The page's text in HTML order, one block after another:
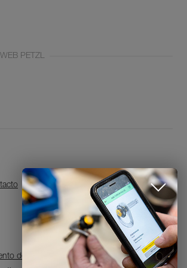
PETZL
de datos personales y gestión de cookies